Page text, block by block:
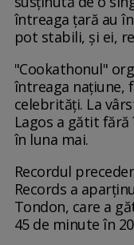
întreaga țară au
pot stabili, și ei,
"Cookathonul"
întreaga națiune,
celebrități. La
Lagos a gătit
în luna mai.
Recordul
Records a
Tondon, care a
45 de minute în